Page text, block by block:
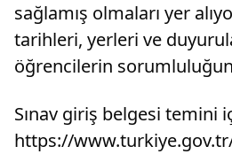
sağlamış olmaları yer
tarihleri, yerleri ve
öğrencilerin
Sınav giriş belgesi temini
https://